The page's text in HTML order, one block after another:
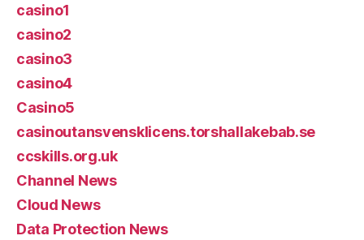
casino1
casino2
casino3
casino4
Casino5
casinoutansvensklicens.torshallakebab.se
ccskills.org.uk
Channel News
Cloud News
Data Protection News